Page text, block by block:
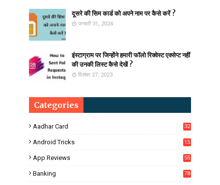
दूसरे की सिम कार्ड को अपने नाम पर कैसे करें ?
जनवरी 31, 2024
इंस्टाग्राम पर जिन्होंने हमारी फॉलो रिक्वेस्ट एक्सेप्ट नहीं
की उनकी लिस्ट कैसे देखें ?
दिसंबर 27, 2023
Categories
Aadhar Card 32
Android Tricks
15
App Reviews 55
Banking 78